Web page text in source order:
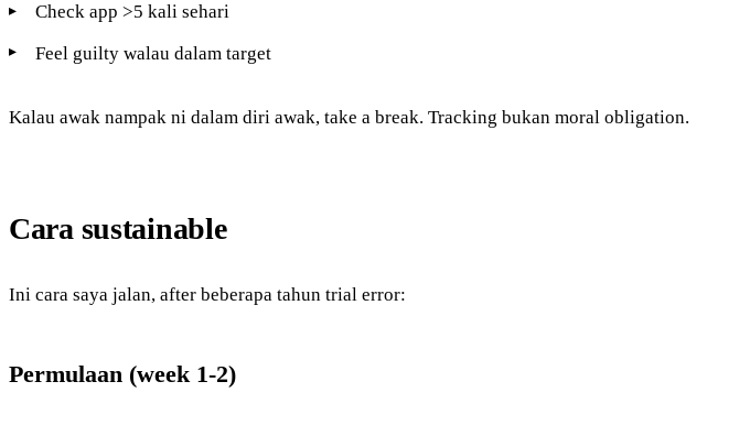
Check app >5 kali sehari
Feel guilty walau dalam target
Kalau awak nampak ni dalam diri awak, take a break. Tracking bukan moral obligation.
Cara sustainable
Ini cara saya jalan, after beberapa tahun trial error:
Permulaan (week 1-2)